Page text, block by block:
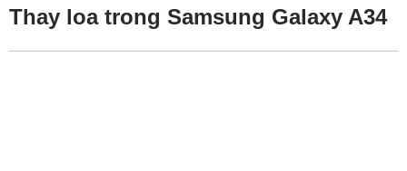
Sửa Vertu
Thay loa trong Samsung Galaxy A34